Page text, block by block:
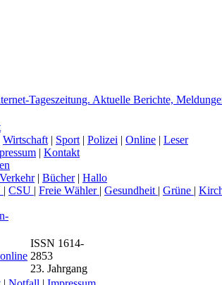
Wirtschaft | Sport | Polizei | Online | Leser
| Kontakt
Verkehr| Bücher| Hallo
| CSU | Freie Wähler | Gesundheit | Grüne |
ISSN 1614-
2853
23. Jahrgang